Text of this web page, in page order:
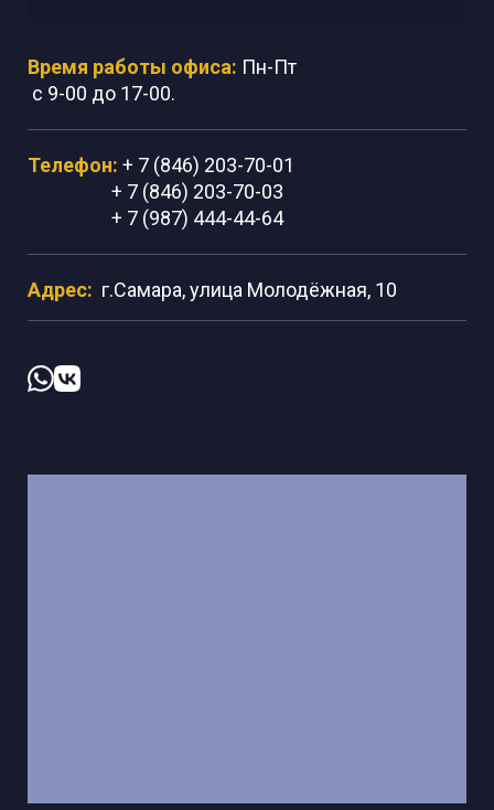
Время работы офиса: Пн-Пт
с 9-00 до 17-00.
Телефон: + 7 (846) 203-70-01
+ 7 (846) 203-70-03
+ 7 (987) 444-44-64
Адрес: г.Самара, улица Молодёжная, 10